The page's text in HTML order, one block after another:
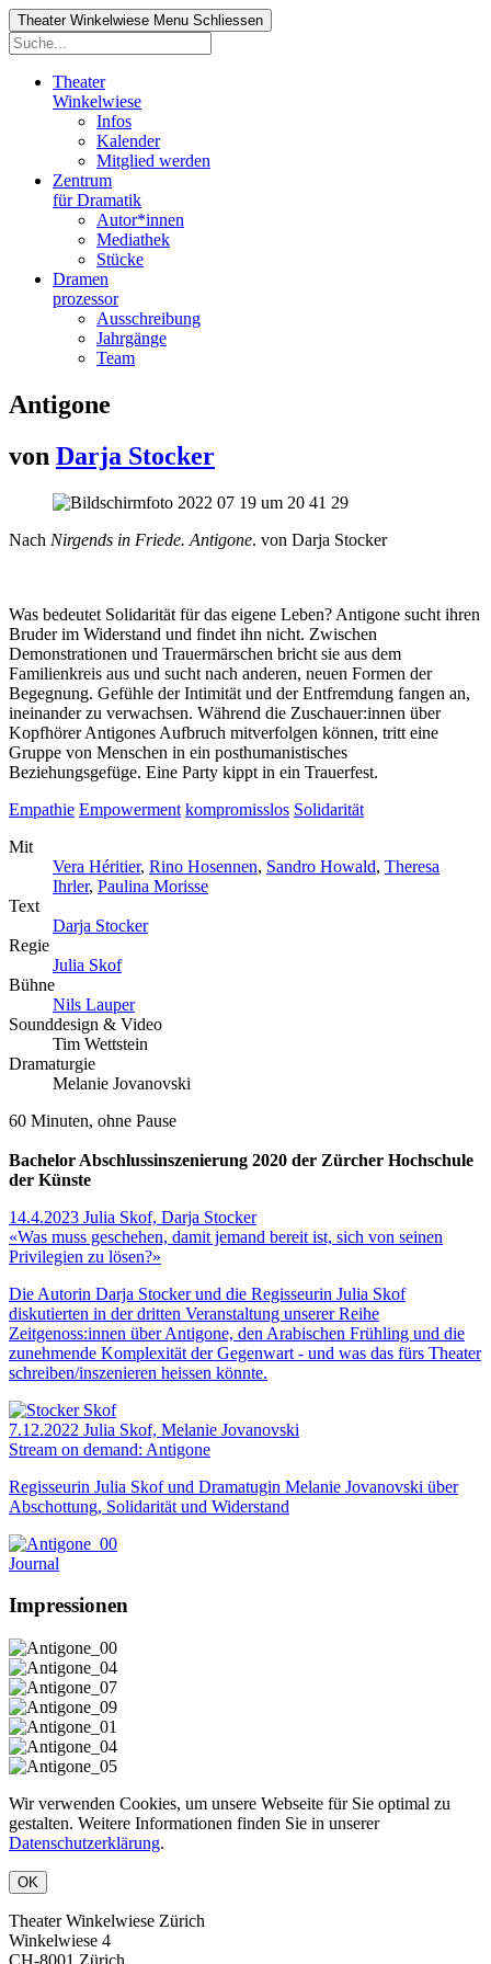
Theater Winkelwiese Menu Schliessen
Theater
Winkelwiese
Infos
Kalender
Mitglied werden
Zentrum
für Dramatik
Autor*innen
Mediathek
Stücke
Dramen
prozessor
Ausschreibung
Jahrgänge
Team
Antigone
von Darja Stocker
Nach Nirgends in Friede. Antigone. von Darja Stocker
Was bedeutet Solidarität für das eigene Leben? Antigone sucht ihren
Bruder im Widerstand und findet ihn nicht. Zwischen
Demonstrationen und Trauermärschen bricht sie aus dem
Familienkreis aus und sucht nach anderen, neuen Formen der
Begegnung. Gefühle der Intimität und der Entfremdung fangen an,
ineinander zu verwachsen. Während die Zuschauer:innen über
Kopfhörer Antigones Aufbruch mitverfolgen können, tritt eine
Gruppe von Menschen in ein posthumanistisches
Beziehungsgefüge. Eine Party kippt in ein Trauerfest.
Empathie Empowerment kompromiss­los Solidarität
Mit
Vera Héritier, Rino Hosennen, Sandro Howald, Theresa
Ihrler, Paulina Morisse
Text
Darja Stocker
Regie
Julia Skof
Bühne
Nils Lauper
Sounddesign & Video
Tim Wettstein
Dramaturgie
Melanie Jovanovski
60 Minuten, ohne Pause
Bachelor Abschlussinszenierung 2020 der Zürcher Hochschule
der Künste
14.4.2023 Julia Skof, Darja Stocker
«Was muss geschehen, damit jemand bereit ist, sich von seinen
Privilegien zu lösen?»
Die Autorin Darja Stocker und die Regisseurin Julia Skof
diskutierten in der dritten Veranstaltung unserer Reihe
Zeitgenoss:innen über Antigone, den Arabischen Frühling und die
zunehmende Komplexität der Gegenwart - und was das fürs Theater
schreiben/inszenieren heissen könnte.
7.12.2022 Julia Skof, Melanie Jovanovski
Stream on demand: Antigone
Regisseurin Julia Skof und Dramatugin Melanie Jovanovski über
Abschottung, Solidarität und Widerstand
Journal
Impressionen
Wir verwenden Cookies, um unsere Webseite für Sie optimal zu
gestalten. Weitere Informationen finden Sie in unserer
Datenschutzerklärung.
OK
Theater Winkelwiese Zürich
Winkelwiese 4